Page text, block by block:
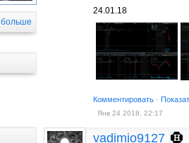
больше
24.01.18
Комментировать ·
Янв 24 2018, 22:17
vadimio9127